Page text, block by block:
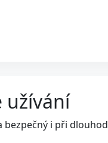
užívání
bezpečný i při